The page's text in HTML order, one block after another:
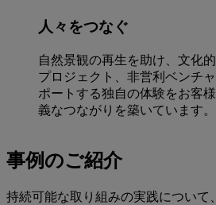
人々をつなぐ
自然景観の再生を助け、文化
プロジェクト、非営利ベンチ
ポートする独自の体験をお客
義なつながりを築いています。
事例のご紹介
持続可能な取り組みの実践について